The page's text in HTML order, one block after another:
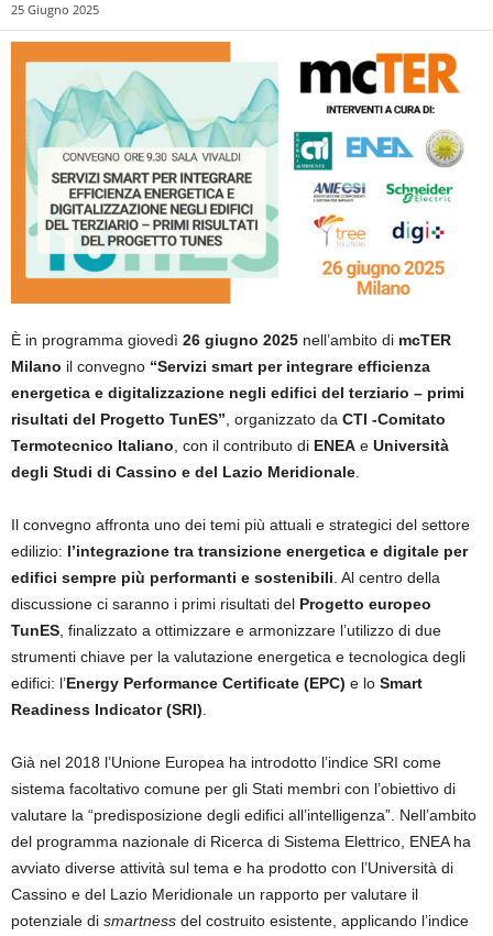
25 Giugno 2025
È in programma giovedì 26 giugno 2025 nell’ambito di mcTER
Milano il convegno “Servizi smart per integrare efficienza
energetica e digitalizzazione negli edifici del terziario – primi
risultati del Progetto TunES” , organizzato da CTI -Comitato
Termotecnico Italiano , con il contributo di ENEA e Università
degli Studi di Cassino e del Lazio Meridionale
Il convegno affronta uno dei temi più attuali e strategici del settore
edilizio: l’integrazione tra transizione energetica e digitale per
edifici sempre più performanti e sostenibili . Al centro della
discussione ci saranno i primi risultati del Progetto europeo
TunES , finalizzato a ottimizzare e armonizzare l’utilizzo di due
strumenti chiave per la valutazione energetica e tecnologica degli
edifici: l’Energy Performance Certificate (EPC) e lo Smart
Readiness Indicator (SRI)
Già nel 2018 l’Unione Europea ha introdotto l’indice SRI come
sistema facoltativo comune per gli Stati membri con l’obiettivo di
valutare la “predisposizione degli edifici all’intelligenza”. Nell’ambito
del programma nazionale di Ricerca di Sistema Elettrico, ENEA ha
avviato diverse attività sul tema e ha prodotto con l’Università di
Cassino e del Lazio Meridionale un rapporto per valutare il
potenziale di smartness del costruito esistente, applicando l’indice